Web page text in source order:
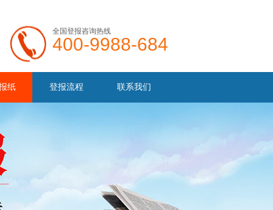
全国登报咨询热线
400-9988-684
纸 登报流程 联系我们